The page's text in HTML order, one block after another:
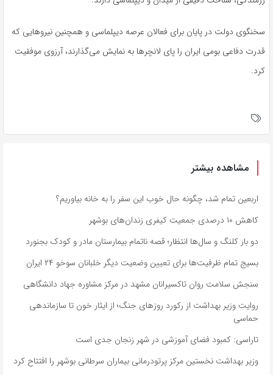
سخنگوی دولت در پایان برای فعالان عرصه دیپلماسی و همچنین نیروهایی که
قدرت دفاعی بومی ایران را پای لانچرها به نمایش می‌گذارند، آرزوی موفقیت
کرد.
مشاهده بیشتر
اربعین تمام شد، چگونه حال خوب این سفر را به خانه بیاوریم؟
کاهش ۱۰ درصدی جمعیت کیفری زندان‌های بوشهر
دو بار کلنگ و سال‌ها انتظار؛ قصه ناتمام بیمارستان مادر و کودک بجنورد
بسیج تمام ظرفیت‌ها برای تعیین وضعیت دیگر خلبانان سوخو ۲۴ ایران
سنجش سلامت روان تاکسیرانان مشهد در مرکز مشاوره جهاد دانشگاهی
روایت وزیر بهداشت از رکورد روزهای جنگ؛ از ایثار خون تا سازماندهی
حماسی
تاراسی: کمبود فضای آموزشی در شهر زنجان جدی است
وزیر بهداشت نخستین مرکز پرتودرمانی بیماران سرطانی بوشهر را افتتاح کرد